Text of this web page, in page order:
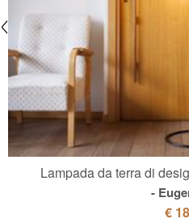
Lampada da terra di
€